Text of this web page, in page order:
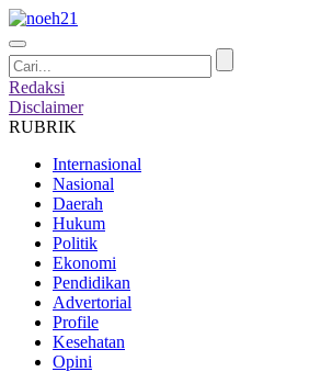
Redaksi
Disclaimer
RUBRIK
Internasional
Nasional
Daerah
Hukum
Politik
Ekonomi
Pendidikan
Advertorial
Profile
Kesehatan
Opini